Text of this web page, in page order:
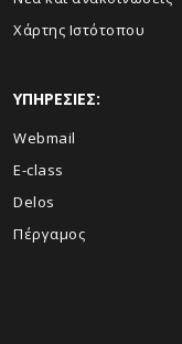
Χάρτης Ιστότοπου
ΥΠΗΡΕΣΙΕΣ:
Webmail
E-class
Delos
Πέργαμος